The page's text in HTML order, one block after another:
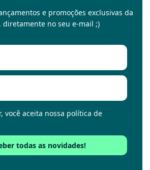
e promoções exclusivas da
diretamente no seu e-mail ;)
você aceita nossa política de